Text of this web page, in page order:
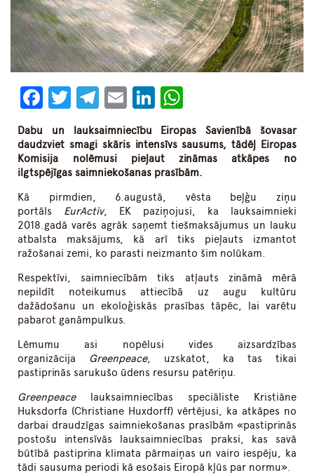
Facebook
Twitter
Telegram
EmailLinkedIn
Dabu un lauksaimniecību Eiropas Savienībā šovasar
daudzviet smagi skāris intensīvs sausums, tādēļ Eiropas
Komisija nolēmusi pieļaut zināmas atkāpes no
ilgtspējīgas saimniekošanas prasībām.
Kā pirmdien, 6.augustā, vēsta beļģu ziņu
portāls EurActiv, EK paziņojusi, ka lauksaimnieki
2018.gadā varēs agrāk saņemt tiešmaksājumus un lauku
atbalsta maksājums, kā arī tiks pieļauts izmantot
ražošanai zemi, ko parasti neizmanto šim nolūkam.
Respektīvi, saimniecībām tiks atļauts zināmā mērā
nepildīt noteikumus attiecībā uz augu kultūru
dažādošanu un ekoloģiskās prasības tāpēc, lai varētu
pabarot ganāmpulkus.
Lēmumu asi nopēlusi vides aizsardzības
organizācija Greenpeace, uzskatot, ka tas tikai
pastiprinās sarukušo ūdens resursu patēriņu.
Greenpeacelauksaimniecības speciāliste Kristiāne
Huksdorfa (Christiane Huxdorff) vērtējusi, ka atkāpes no
darbai draudzīgas saimniekošanas prasībām «pastiprinās
postošu intensīvās lauksaimniecības praksi, kas savā
būtībā pastiprina klimata pārmaiņas un vairo iespēju, ka
tādi sausuma periodi kā esošais Eiropā kļūs par normu».